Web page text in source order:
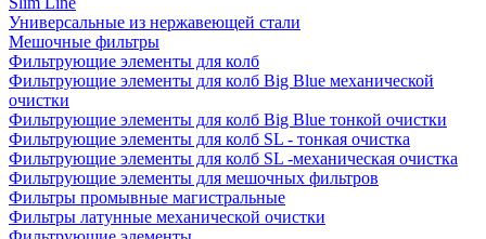
Универсальные из нержавеющей стали
Мешочные фильтры
Фильтрующие элементы для колб
Фильтрующие элементы для колб Big Blue механической
очистки
Фильтрующие элементы для колб Big Blue тонкой очистки
Фильтрующие элементы для колб SL - тонкая очистка
Фильтрующие элементы для колб SL -механическая очистка
Фильтрующие элементы для мешочных фильтров
Фильтры промывные магистральные
Фильтры латунные механической очистки